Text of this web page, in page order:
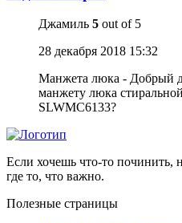
Джамиль 5 out of 5
28 декабря 2018 15:32
Манжета люка - Добрый
манжету люка
SLWMC6133?
Если хочешь что-то починить,
где то, что важно.
Полезные страницы